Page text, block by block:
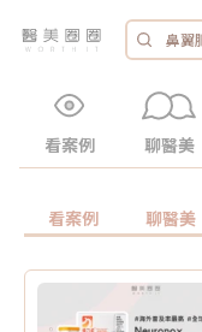
看案例 聊醫美
看案例 聊醫美